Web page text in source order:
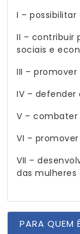
I –
II – contribuir
sociais e
III –
IV – defender
V –
VI –
VII –
das
PARA QUEM